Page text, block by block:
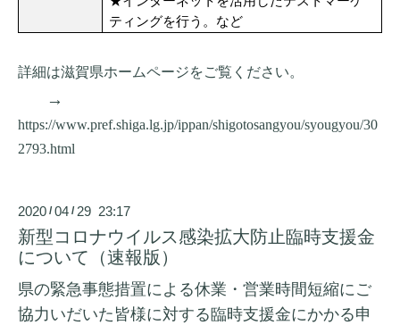
ティングを行う。など
詳細は滋賀県ホームページをご覧ください。
→
https://www.pref.shiga.lg.jp/ippan/shigotosangyou/syougyou/30
2793.html
2020 /04 / 29 23:17
新型コロナウイルス感染拡大防止臨時支援金
について（速報版）
県の緊急事態措置による休業・営業時間短縮にご
協力いだいた皆様に対する臨時支援金にかかる申